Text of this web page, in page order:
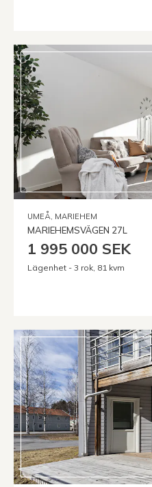
UMEÅ, MARIEHEM
MARIEHEMSVÄGEN 27L
1 995 000 SEK
Lägenhet - 3 rok, 81 kvm